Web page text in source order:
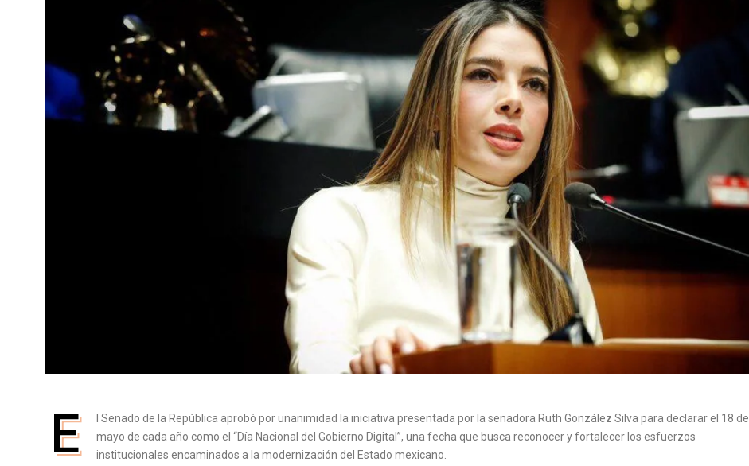
E
l Senado de la República aprobó por unanimidad la iniciativa presentada por la senadora Ruth González Silva para declarar el 18 de
mayo de cada año como el “Día Nacional del Gobierno Digital”, una fecha que busca reconocer y fortalecer los esfuerzos
institucionales encaminados a la modernización del Estado mexicano.